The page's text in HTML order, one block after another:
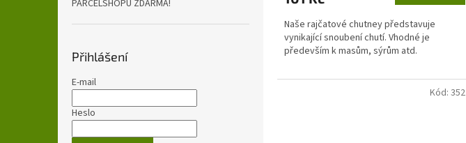
PARCELSHOPU ZDARMA!
Přihlášení
E-mail
Heslo
Naše rajčatové chutney představuje
vynikající snoubení chutí. Vhodné je
především k masům, sýrům atd.
Kód: 352